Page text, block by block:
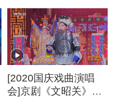
[2020国庆戏曲演唱
会]京剧《文昭关》选